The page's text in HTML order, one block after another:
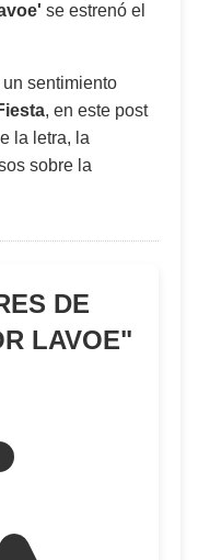
se estrenó el
sentimiento
, en este post
la letra, la
sobre la
DE
LAVOE"